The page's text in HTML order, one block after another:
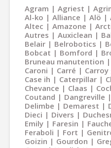
Agram Agriest
Al-ko
Alliance Alö
Altec
Amazone
Autres
Auxiclean
Belair
Belrobotics
Bobcat
Bomford
Bruneau manutention
Caroni
Carré
Case ih
Caterpillar
Chevance
Claas
Coutand
Dangreville
Delimbe
Demarest
Dieci
Divers
Emily
Faresin
Feraboli
Fort
Goizin
Gourdon